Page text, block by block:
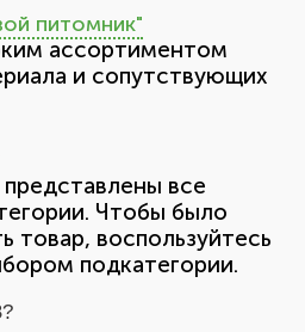
питомник"
ассортиментом
и сопутствующих
все
Чтобы было
товар, воспользуйтесь
подкатегории.